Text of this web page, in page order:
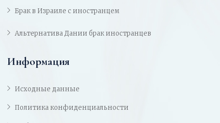
Брак в Израиле с иностранцем
Альтернатива Дании брак иностранцев
Информация
Исходные данные
Политика конфиденциальности